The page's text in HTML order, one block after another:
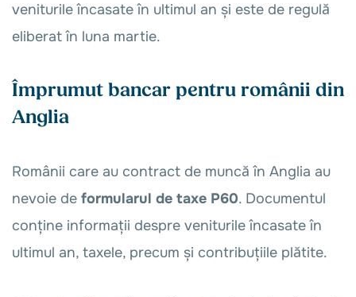
veniturile încasate în ultimul an și este de regulă
eliberat în luna martie.
Împrumut bancar pentru românii din
Anglia
Românii care au contract de muncă în Anglia au
nevoie de formularul de taxe P60. Documentul
conține informații despre veniturile încasate în
ultimul an, taxele, precum și contribuțiile plătite.